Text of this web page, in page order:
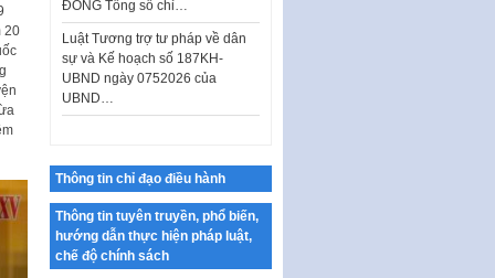
20
Luật Tương trợ tư pháp về dân
sự và Kế hoạch số 187KH-
UBND ngày 0752026 của
UBND…
Ban hành Danh mục vị trí khai
Kế hoạch Tổ chức Cuộc thi
chính luận về bảo vệ nền tảng tư
tưởng của Đảng…
Công bố công khai dự toán kinh
phí xây dựng pháp luật, hoàn
Thông tin chỉ đạo điều hành
Thông tin tuyên truyền, phổ biến,
hướng dẫn thực hiện pháp luật,
chế độ chính sách